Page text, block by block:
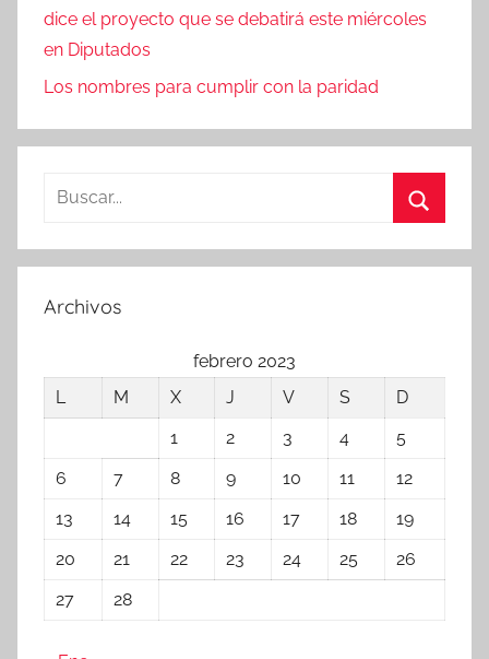
dice el proyecto que se debatirá este miércoles
en Diputados
Los nombres para cumplir con la paridad
Buscar:
Archivos
febrero 2023
L
M X J V S
D
1
2 3 4
5
6
7 8 9 10 11
12
13
14 15 16 17 18
19
20
21 22 23 24 25
26
27
28